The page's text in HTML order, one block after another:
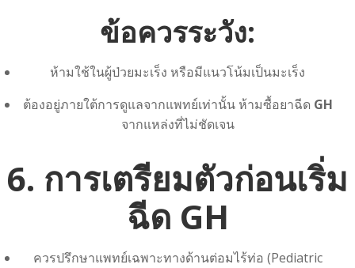
ข้อควรระวัง:
ห้ามใช้ในผู้ป่วยมะเร็ง หรือมีแนวโน้มเป็นมะเร็ง
ต้องอยู่ภายใต้การดูแลจากแพทย์เท่านั้น ห้ามซื้อยาฉีด GH
จากแหล่งที่ไม่ชัดเจน
6. การเตรียมตัวก่อนเริ่ม
ฉีด GH
ควรปรึกษาแพทย์เฉพาะทางด้านต่อมไร้ท่อ (Pediatric